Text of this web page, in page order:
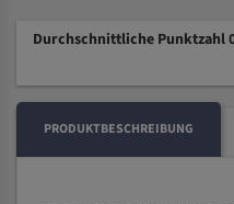
Durchschnittliche Punktzahl
PRODUKTBESCHREIBUNG